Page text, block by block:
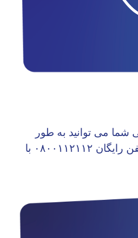
شما می توانید به طور
شبانه روزی با شماره تلفن رایگان ۰۸۰۰۱۱۲۱۱۲ با